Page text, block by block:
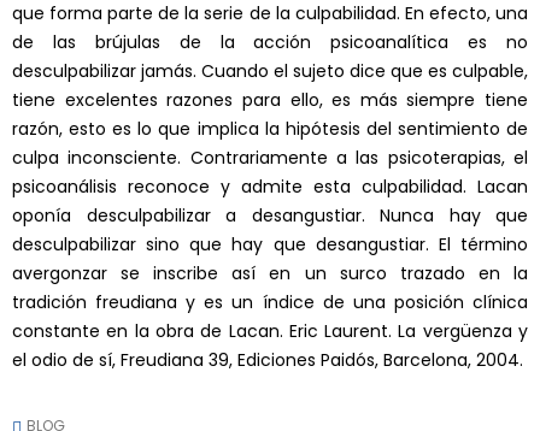
que forma parte de la serie de la culpabilidad. En efecto, una
de las brújulas de la acción psicoanalítica es no
desculpabilizar jamás. Cuando el sujeto dice que es culpable,
tiene excelentes razones para ello, es más siempre tiene
razón, esto es lo que implica la hipótesis del sentimiento de
culpa inconsciente. Contrariamente a las psicoterapias, el
psicoanálisis reconoce y admite esta culpabilidad. Lacan
oponía desculpabilizar a desangustiar. Nunca hay que
desculpabilizar sino que hay que desangustiar. El término
avergonzar se inscribe así en un surco trazado en la
tradición freudiana y es un índice de una posición clínica
constante en la obra de Lacan. Eric Laurent. La vergüenza y
el odio de sí, Freudiana 39, Ediciones Paidós, Barcelona, 2004.
BLOG